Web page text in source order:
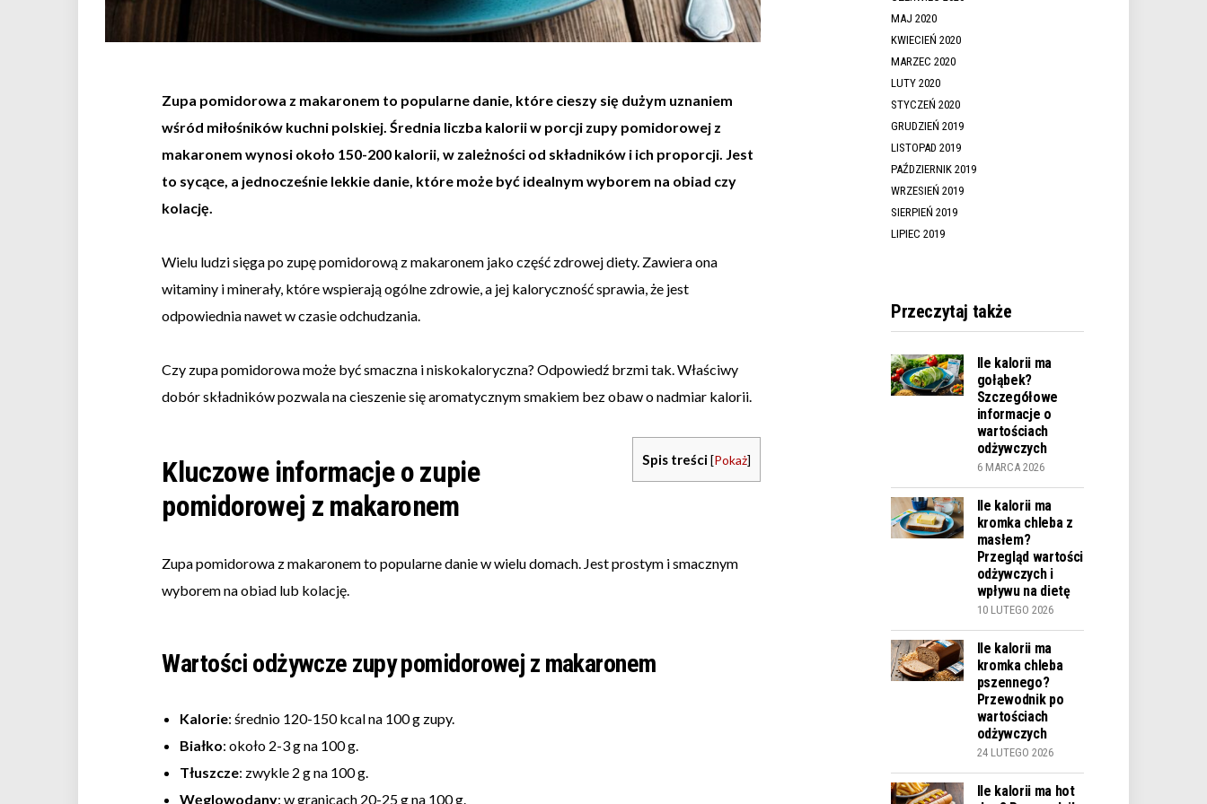
Zupa pomidorowa z makaronem to popularne danie, które cieszy się dużym uznaniem
wśród miłośników kuchni polskiej. Średnia liczba kalorii w porcji zupy pomidorowej z
makaronem wynosi około 150-200 kalorii, w zależności od składników i ich proporcji. Jest
to sycące, a jednocześnie lekkie danie, które może być idealnym wyborem na obiad czy
kolację.
Wielu ludzi sięga po zupę pomidorową z makaronem jako część zdrowej diety. Zawiera ona
witaminy i minerały, które wspierają ogólne zdrowie, a jej kaloryczność sprawia, że jest
odpowiednia nawet w czasie odchudzania.
Czy zupa pomidorowa może być smaczna i niskokaloryczna? Odpowiedź brzmi tak. Właściwy
dobór składników pozwala na cieszenie się aromatycznym smakiem bez obaw o nadmiar kalorii.
Spis treści[Pokaż]
Kluczowe informacje o zupie
pomidorowej z makaronem
Zupa pomidorowa z makaronem to popularne danie w wielu domach. Jest prostym i smacznym
wyborem na obiad lub kolację.
Wartości odżywcze zupy pomidorowej z makaronem
Kalorie: średnio 120-150 kcal na 100 g zupy.
Białko: około 2-3 g na 100 g.
Tłuszcze: zwykle 2 g na 100 g.
Węglowodany: w granicach 20-25 g na 100 g.
MAJ 2020
KWIECIEŃ 2020
MARZEC 2020
LUTY 2020
STYCZEŃ 2020
GRUDZIEŃ 2019
LISTOPAD 2019
PAŹDZIERNIK 2019
WRZESIEŃ 2019
SIERPIEŃ 2019
LIPIEC 2019
Przeczytaj także
Ile kalorii ma
gołąbek?
Szczegółowe
informacje o
wartościach
odżywczych
6 MARCA 2026
Ile kalorii ma
kromka chleba z
masłem?
Przegląd wartości
odżywczych i
wpływu na dietę
10 LUTEGO 2026
Ile kalorii ma
kromka chleba
pszennego?
Przewodnik po
wartościach
odżywczych
24 LUTEGO 2026
Ile kalorii ma hot